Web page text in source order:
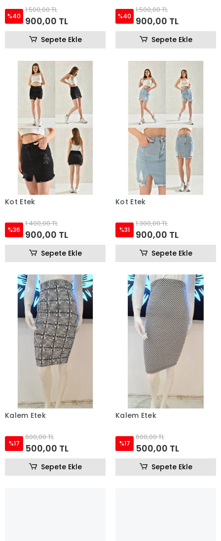
%40
1.500,00 TL
900,00 TL
Sepete Ekle
%40
1.500,00 TL
900,00 TL
Sepete Ekle
Kot Etek
%36
1.400,00 TL
900,00 TL
Sepete Ekle
Kot Etek
%31
1.300,00 TL
900,00 TL
Sepete Ekle
Kalem Etek
%17
600,00 TL
500,00 TL
Sepete Ekle
Kalem Etek
%17
600,00 TL
500,00 TL
Sepete Ekle